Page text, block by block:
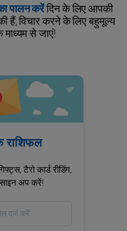
पालन करेंदिन के लिए आपकी
हैं, विचार करने के लिए बहुमूल्य
से जाएं!
राशिफल
टैरो कार्ड रीडिंग,
साइन अप करें!